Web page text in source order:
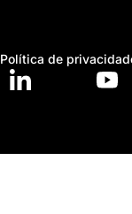
Política de